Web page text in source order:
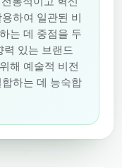
하여 일관된 비
는 데 중점을 두
력 있는 브랜드
해 예술적 비전
하는 데 능숙합